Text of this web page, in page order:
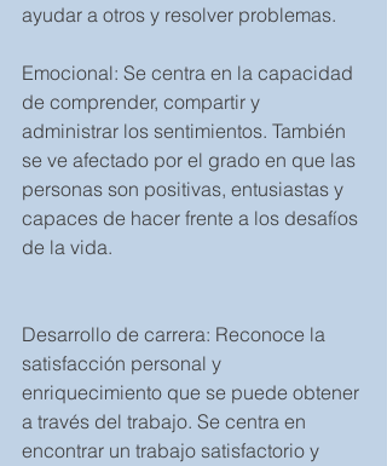
ayudar a otros y resolver problemas.
Emocional: Se centra en la capacidad
de comprender, compartir y
administrar los sentimientos. También
se ve afectado por el grado en que las
personas son positivas, entusiastas y
capaces de hacer frente a los desafíos
de la vida.
Desarrollo de carrera: Reconoce la
satisfacción personal y
enriquecimiento que se puede obtener
a través del trabajo. Se centra en
encontrar un trabajo satisfactorio y